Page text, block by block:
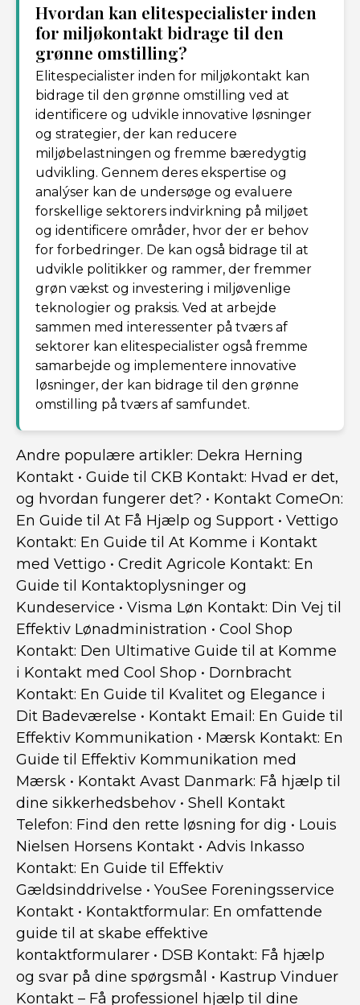
Hvordan kan elitespecialister inden
for miljøkontakt bidrage til den
grønne omstilling?
Elitespecialister inden for miljøkontakt kan
bidrage til den grønne omstilling ved at
identificere og udvikle innovative løsninger
og strategier, der kan reducere
miljøbelastningen og fremme bæredygtig
udvikling. Gennem deres ekspertise og
analýser kan de undersøge og evaluere
forskellige sektorers indvirkning på miljøet
og identificere områder, hvor der er behov
for forbedringer. De kan også bidrage til at
udvikle politikker og rammer, der fremmer
grøn vækst og investering i miljøvenlige
teknologier og praksis. Ved at arbejde
sammen med interessenter på tværs af
sektorer kan elitespecialister også fremme
samarbejde og implementere innovative
løsninger, der kan bidrage til den grønne
omstilling på tværs af samfundet.
Andre populære artikler: Dekra Herning
Kontakt • Guide til CKB Kontakt: Hvad er det,
og hvordan fungerer det? • Kontakt ComeOn:
En Guide til At Få Hjælp og Support • Vettigo
Kontakt: En Guide til At Komme i Kontakt
med Vettigo • Credit Agricole Kontakt: En
Guide til Kontaktoplysninger og
Kundeservice • Visma Løn Kontakt: Din Vej til
Effektiv Lønadministration • Cool Shop
Kontakt: Den Ultimative Guide til at Komme
i Kontakt med Cool Shop • Dornbracht
Kontakt: En Guide til Kvalitet og Elegance i
Dit Badeværelse • Kontakt Email: En Guide til
Effektiv Kommunikation • Mærsk Kontakt: En
Guide til Effektiv Kommunikation med
Mærsk • Kontakt Avast Danmark: Få hjælp til
dine sikkerhedsbehov • Shell Kontakt
Telefon: Find den rette løsning for dig • Louis
Nielsen Horsens Kontakt • Advis Inkasso
Kontakt: En Guide til Effektiv
Gældsinddrivelse • YouSee Foreningsservice
Kontakt • Kontaktformular: En omfattende
guide til at skabe effektive
kontaktformularer • DSB Kontakt: Få hjælp
og svar på dine spørgsmål • Kastrup Vinduer
Kontakt – Få professionel hjælp til dine